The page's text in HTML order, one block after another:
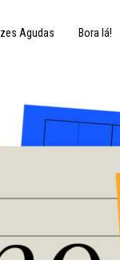
Agudas Bora lá!